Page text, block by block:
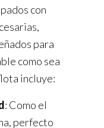
con
para
como sea
incluye:
: Como el
perfecto